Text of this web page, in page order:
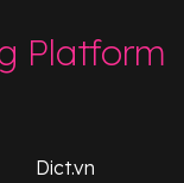
Platform
Dict.vn